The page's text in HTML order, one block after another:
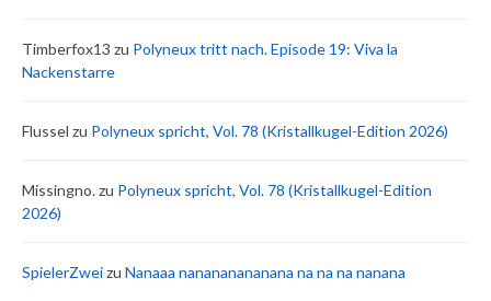
Timberfox13 zu Polyneux tritt nach. Episode 19: Viva la
Nackenstarre
Flussel zu Polyneux spricht, Vol. 78 (Kristallkugel-Edition 2026)
Missingno.zu Polyneux spricht, Vol. 78 (Kristallkugel-Edition
2026)
SpielerZweizu Nanaaa nanananananana na na na nanana